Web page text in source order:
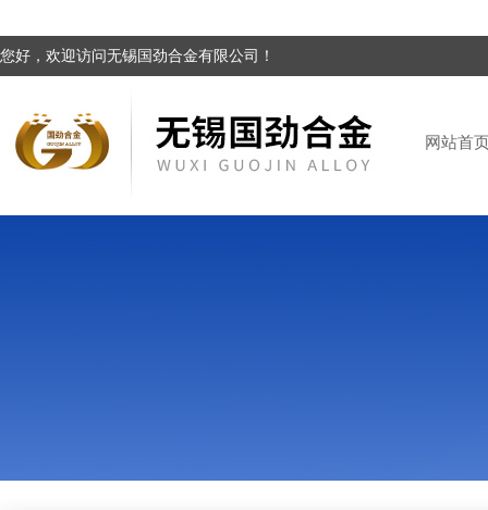
您好，欢迎访问无锡国劲合金有限公司！
网站首